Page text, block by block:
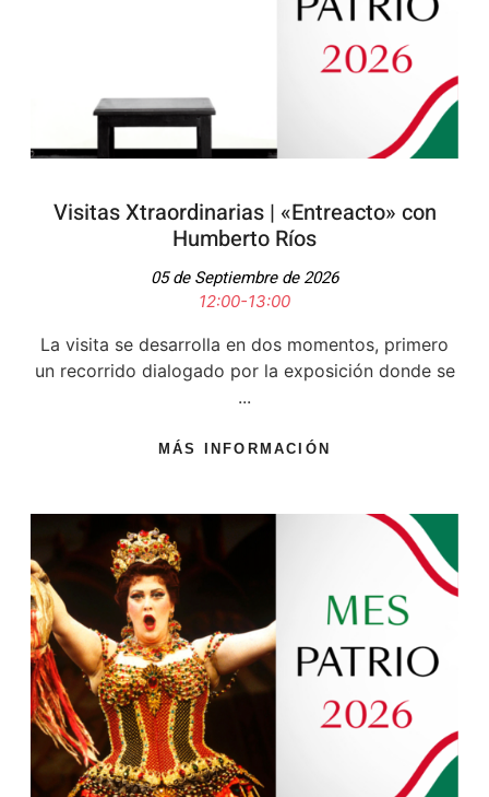
Visitas Xtraordinarias | «Entreacto» con
Humberto Ríos
05 de Septiembre de 2026
12:00-13:00
La visita se desarrolla en dos momentos, primero
un recorrido dialogado por la exposición donde se
...
MÁS INFORMACIÓN